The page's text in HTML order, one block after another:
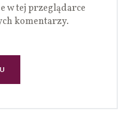
w tej przeglądarce
komentarzy.